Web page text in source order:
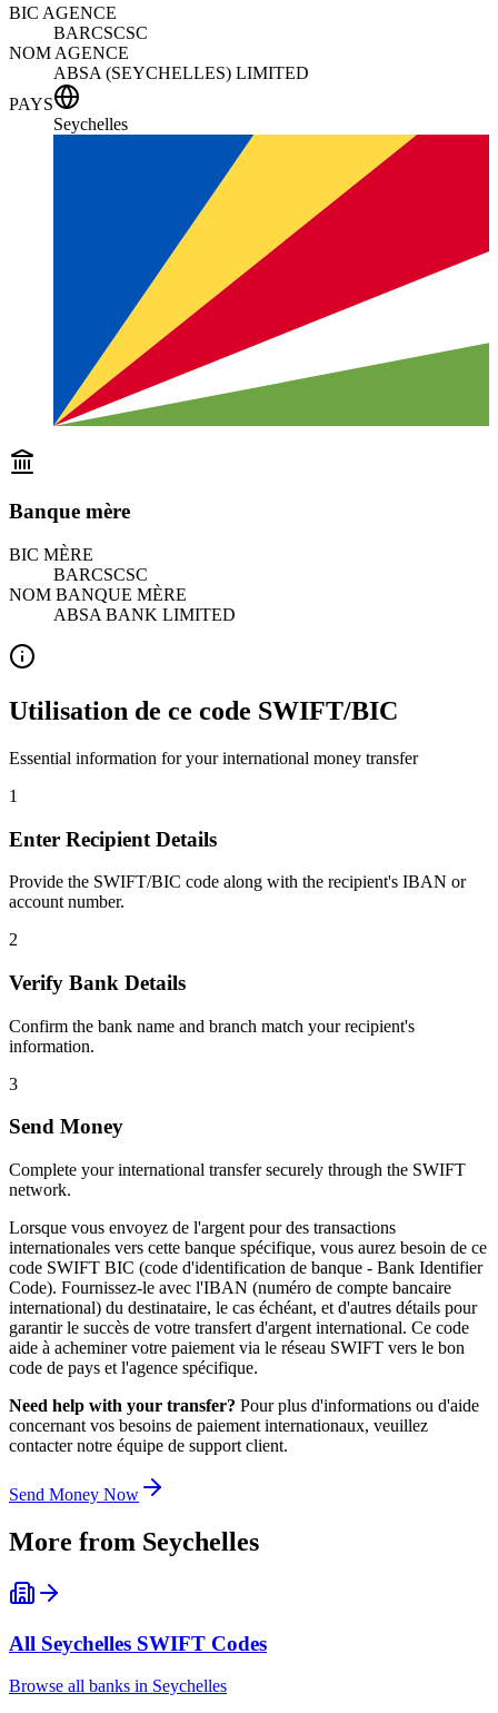
BIC AGENCE
BARCSCSC
NOM AGENCE
ABSA (SEYCHELLES) LIMITED
PAYS
Seychelles
Banque mère
BIC MÈRE
BARCSCSC
NOM BANQUE MÈRE
ABSA BANK LIMITED
Utilisation de ce code SWIFT/BIC
Essential information for your international money transfer
1
Enter Recipient Details
Provide the SWIFT/BIC code along with the recipient's IBAN or
account number.
2
Verify Bank Details
Confirm the bank name and branch match your recipient's
information.
3
Send Money
Complete your international transfer securely through the SWIFT
network.
Lorsque vous envoyez de l'argent pour des transactions
internationales vers cette banque spécifique, vous aurez besoin de ce
code SWIFT BIC (code d'identification de banque - Bank Identifier
Code). Fournissez-le avec l'IBAN (numéro de compte bancaire
international) du destinataire, le cas échéant, et d'autres détails pour
garantir le succès de votre transfert d'argent international. Ce code
aide à acheminer votre paiement via le réseau SWIFT vers le bon
code de pays et l'agence spécifique.
Need help with your transfer? Pour plus d'informations ou d'aide
concernant vos besoins de paiement internationaux, veuillez
contacter notre équipe de support client.
Send Money Now
More from Seychelles
All Seychelles SWIFT Codes
Browse all banks in Seychelles